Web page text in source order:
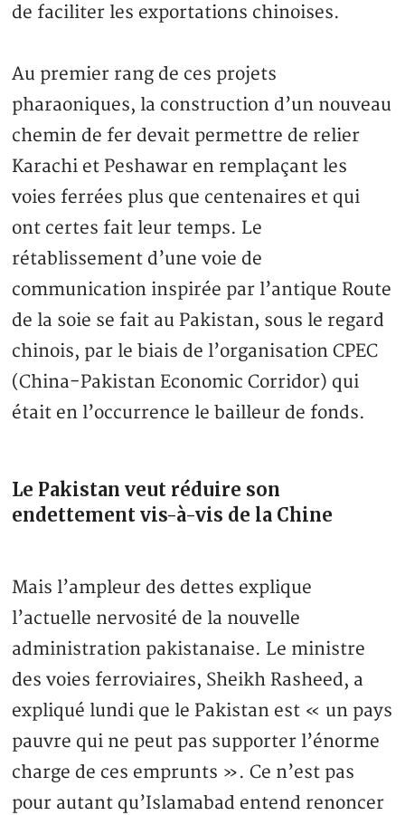
de faciliter les exportations chinoises.
Au premier rang de ces projets
pharaoniques, la construction d’un nouveau
chemin de fer devait permettre de relier
Karachi et Peshawar en remplaçant les
voies ferrées plus que centenaires et qui
ont certes fait leur temps. Le
rétablissement d’une voie de
communication inspirée par l’antique Route
de la soie se fait au Pakistan, sous le regard
chinois, par le biais de l’organisation CPEC
(China-Pakistan Economic Corridor) qui
était en l’occurrence le bailleur de fonds.
Le Pakistan veut réduire son
endettement vis-à-vis de la Chine
Mais l’ampleur des dettes explique
l’actuelle nervosité de la nouvelle
administration pakistanaise. Le ministre
des voies ferroviaires, Sheikh Rasheed, a
expliqué lundi que le Pakistan est « un pays
pauvre qui ne peut pas supporter l’énorme
charge de ces emprunts ». Ce n’est pas
pour autant qu’Islamabad entend renoncer